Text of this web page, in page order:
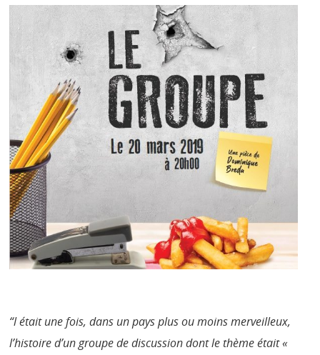
“l était une fois, dans un pays plus ou moins merveilleux,
l’histoire d’un groupe de discussion dont le thème était «